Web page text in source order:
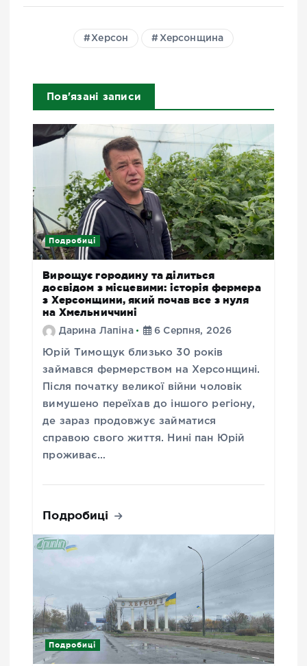
Херсон Херсонщина
Пов'язані записи
Подробиці
Вирощує городину та ділиться
досвідом з місцевими: історія фермера
з Херсонщини, який почав все з нуля
на Хмельниччині
Дарина Лапіна 6 Серпня, 2026
Юрій Тимощук близько 30 років
займався фермерством на Херсонщині.
Після початку великої війни чоловік
вимушено переїхав до іншого регіону,
де зараз продовжує займатися
справою свого життя. Нині пан Юрій
проживає…
Подробиці
Подробиці